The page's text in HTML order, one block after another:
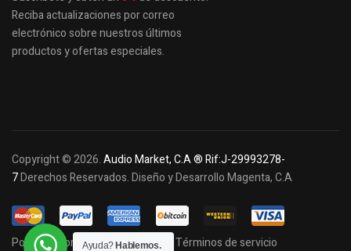
Reciba actualizaciones por correo
electrónico sobre nuestros últimos
productosy ofertas especiales.
Copyright © 2026.Audio Market, C.A ® Rif:J-29993278-
7Derechos Reservados. Diseño y Desarrollo Magenta, C.A
Política de privacidad y cookies Términos de servicio
Ayuda? Hablemos.